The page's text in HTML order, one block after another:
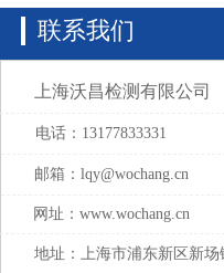
联系我们
上海沃昌检测有限公司
电话：13177833331
邮箱：lqy@wochang.cn
网址：www.wochang.cn
地址：上海市浦东新区新场